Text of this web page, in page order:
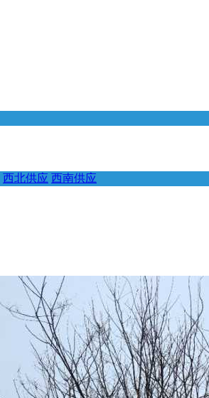
西北供应 西南供应